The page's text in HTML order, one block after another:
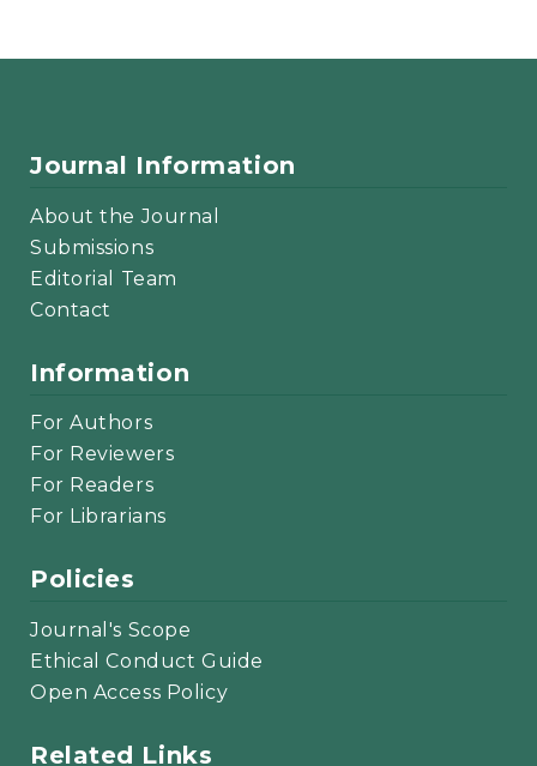
Journal Information
About the Journal
Submissions
Editorial Team
Contact
Information
For Authors
For Reviewers
For Readers
For Librarians
Policies
Journal's Scope
Ethical Conduct Guide
Open Access Policy
Related Links